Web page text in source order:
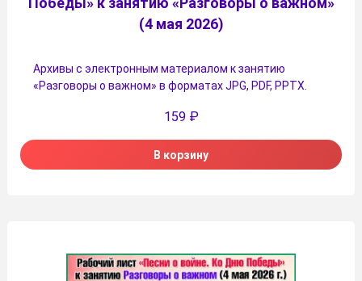
(4 мая 2026)
Архивы с электронным материалом к занятию
«Разговоры о важном» в форматах JPG, PDF, PPTX.
159 ₽
В корзину